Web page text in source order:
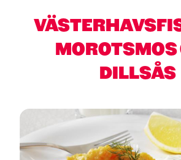
MOROTSMOS
DILLSÅS